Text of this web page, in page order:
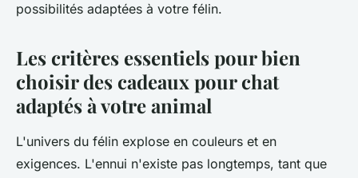
possibilités adaptées à votre félin.
Les critères essentiels pour bien
choisir des cadeaux pour chat
adaptés à votre animal
L'univers du félin explose en couleurs et en
exigences. L'ennui n'existe pas longtemps, tant que